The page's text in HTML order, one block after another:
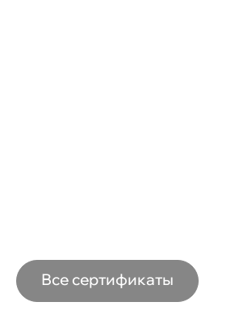
Все сертификаты